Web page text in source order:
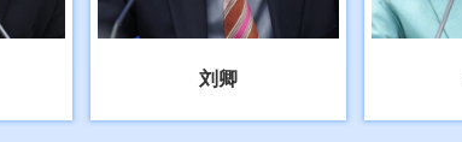
刘卿